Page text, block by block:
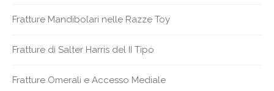
Fratture Mandibolari nelle Razze Toy
Fratture di Salter Harris del II Tipo
Fratture Omerali e Accesso Mediale